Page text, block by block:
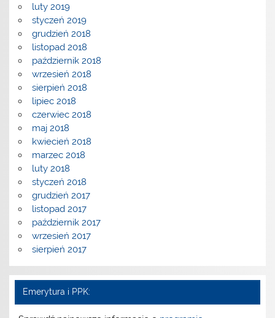
luty 2019
styczeń 2019
grudzień 2018
listopad 2018
październik 2018
wrzesień 2018
sierpień 2018
lipiec 2018
czerwiec 2018
maj 2018
kwiecień 2018
marzec 2018
luty 2018
styczeń 2018
grudzień 2017
listopad 2017
październik 2017
wrzesień 2017
sierpień 2017
Emerytura i PPK: